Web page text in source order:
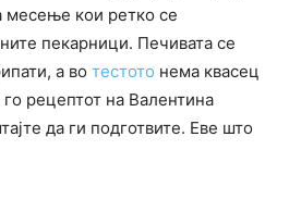
месење кои ретко се
пекарници. Печивата се
а во тестото нема квасец
рецептот на Валентина
да ги подготвите. Еве што